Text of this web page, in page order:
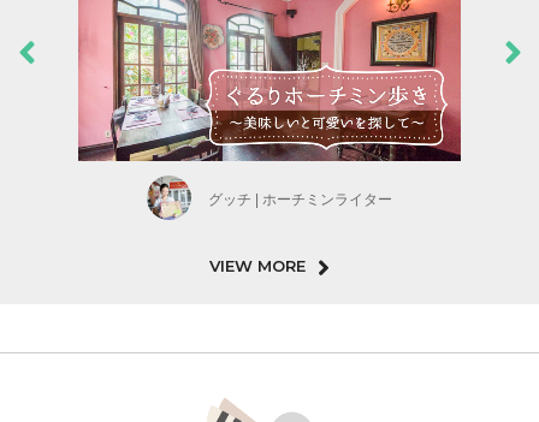
グッチ | ホーチミンライター
VIEW MORE